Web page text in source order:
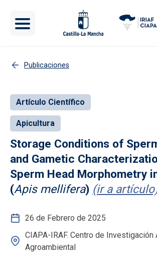
Publicaciones
Artículo Científico
Apicultura
Storage Conditions of
and Gametic
Sperm Head Morphometry
(Apis mellifera) (ir a
26 de Febrero de 2025
CIAPA-IRAF. Centro de Investigación
Agroambiental